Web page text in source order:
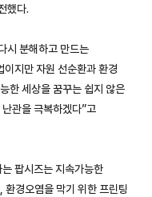
했다.
시 분해하고 만드는
지만 자원 선순환과 환경
한 세상을 꿈꾸는 쉽지 않은
관을 극복하겠다”고
팝시즈는 지속가능한
환경오염을 막기 위한 프린팅